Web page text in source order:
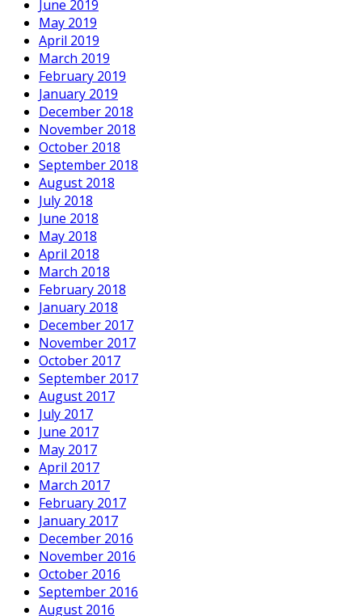
June 2019
May 2019
April 2019
March 2019
February 2019
January 2019
December 2018
November 2018
October 2018
September 2018
August 2018
July 2018
June 2018
May 2018
April 2018
March 2018
February 2018
January 2018
December 2017
November 2017
October 2017
September 2017
August 2017
July 2017
June 2017
May 2017
April 2017
March 2017
February 2017
January 2017
December 2016
November 2016
October 2016
September 2016
August 2016